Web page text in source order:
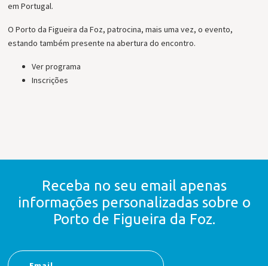
em Portugal.
O Porto da Figueira da Foz, patrocina, mais uma vez, o evento,
estando também presente na abertura do encontro.
Ver programa
Inscrições
Receba no seu email apenas
informações personalizadas sobre o
Porto de Figueira da Foz.